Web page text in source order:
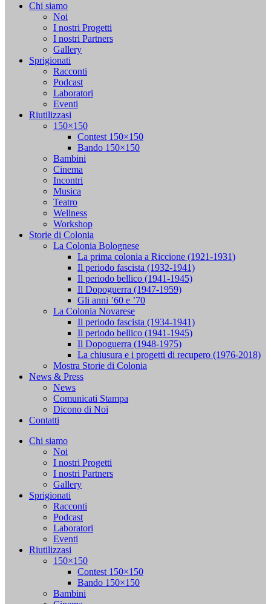
Chi siamo
Noi
I nostri Progetti
I nostri Partners
Gallery
Sprigionati
Racconti
Podcast
Laboratori
Eventi
Riutilizzasi
150×150
Contest 150×150
Bando 150×150
Bambini
Cinema
Incontri
Musica
Teatro
Wellness
Workshop
Storie di Colonia
La Colonia Bolognese
La prima colonia a Riccione (1921-1931)
Il periodo fascista (1932-1941)
Il periodo bellico (1941-1945)
Il Dopoguerra (1947-1959)
Gli anni ’60 e ’70
La Colonia Novarese
Il periodo fascista (1934-1941)
Il periodo bellico (1941-1945)
Il Dopoguerra (1948-1975)
La chiusura e i progetti di recupero (1976-2018)
Mostra Storie di Colonia
News & Press
News
Comunicati Stampa
Dicono di Noi
Contatti
Chi siamo
Noi
I nostri Progetti
I nostri Partners
Gallery
Sprigionati
Racconti
Podcast
Laboratori
Eventi
Riutilizzasi
150×150
Contest 150×150
Bando 150×150
Bambini